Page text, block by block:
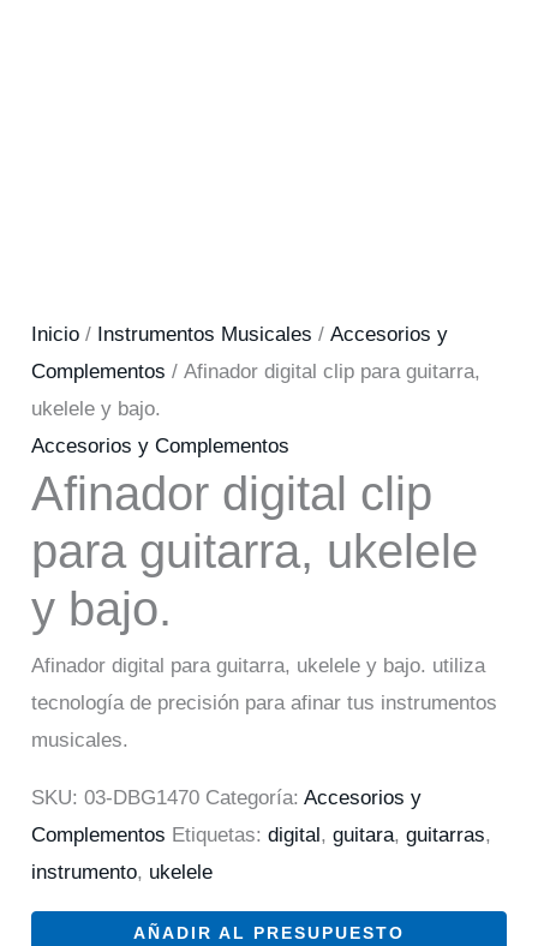
Inicio / Instrumentos Musicales /Accesorios y
Complementos / Afinador digital clip para guitarra,
ukelele y bajo.
Accesorios y Complementos
Afinador digital clip
para guitarra, ukelele
y bajo.
Afinador digital para guitarra, ukelele y bajo. utiliza
tecnología de precisión para afinar tus instrumentos
musicales.
SKU:03-DBG1470 Categoría:Accesorios y
Complementos Etiquetas:digital ,guitara,guitarras,
instrumento, ukelele
AÑADIR AL PRESUPUESTO